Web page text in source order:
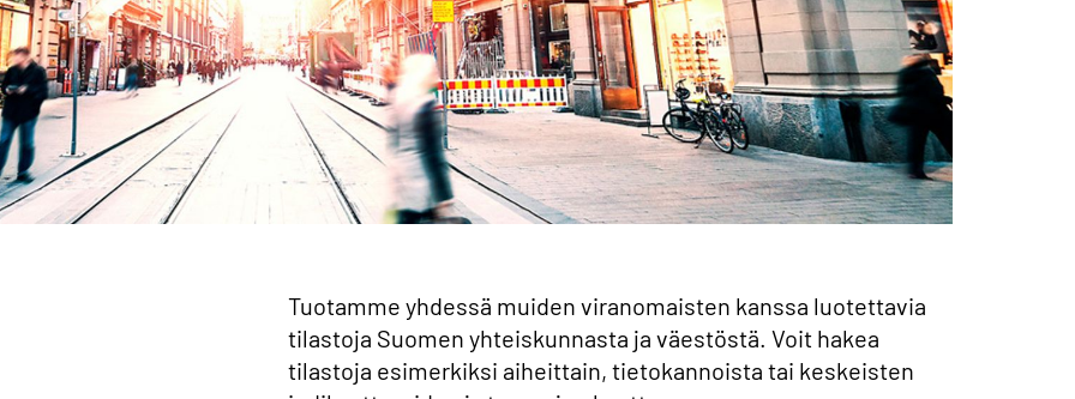
Tuotamme yhdessä muiden viranomaisten kanssa luotettavia
tilastoja Suomen yhteiskunnasta ja väestöstä. Voit hakea
tilastoja esimerkiksi aiheittain, tietokannoista tai keskeisten